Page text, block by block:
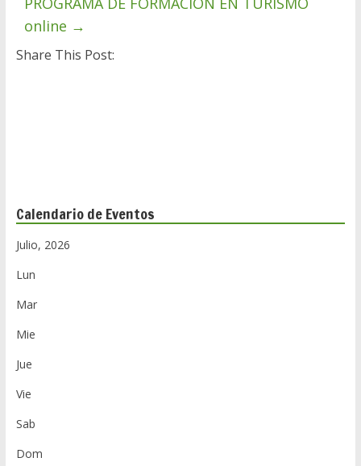
online →
Share This Post:
Calendario de Eventos
Julio, 2026
Lun
Mar
Mie
Jue
Vie
Sab
Dom